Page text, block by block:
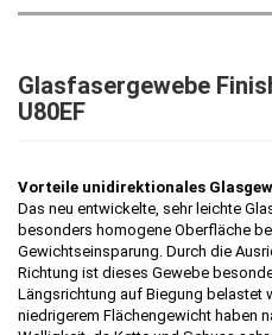
Glasfasergewebe
U80EF
Vorteile unidirektionales
Das neu entwickelte, sehr leichte
besonders homogene Oberfläche
Gewichtseinsparung. Durch die
Richtung ist dieses Gewebe
Längsrichtung auf Biegung belastet
niedrigerem Flächengewicht haben